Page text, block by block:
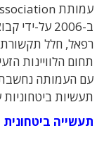
ב-2006 על-
רפאל, חלל
תחום הלוויינות
עם העמותה נחשבת
תעשיות
תעשייה